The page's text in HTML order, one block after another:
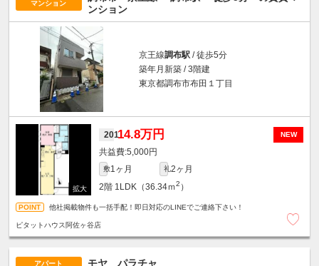
マンション
ンション
京王線調布駅 / 徒歩5分
築年月新築 / 3階建
東京都調布市布田１丁目
NEW
20114.8万円
5,000円
敷1ヶ月 礼2ヶ月
2階 1LDK（36.34ｍ2 ）
他社掲載物件も一括手配！即日対応のLINEでご連絡下さい！
ピタットハウス阿佐ヶ谷店
アパート モヤ パラチャ